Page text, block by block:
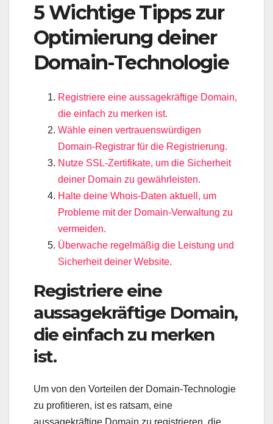
5 Wichtige Tipps zur
Optimierung deiner
Domain-Technologie
Registriere eine aussagekräftige Domain,
die einfach zu merken ist.
Wähle einen vertrauenswürdigen
Domain-Registrar für die Registrierung.
Nutze SSL-Zertifikate, um die Sicherheit
deiner Domain zu gewährleisten.
Halte deine Whois-Daten aktuell, um
Probleme mit der Domain-Verwaltung zu
vermeiden.
Überwache regelmäßig die Leistung und
Sicherheit deiner Website.
Registriere eine
aussagekräftige Domain,
die einfach zu merken
ist.
Um von den Vorteilen der Domain-Technologie
zu profitieren, ist es ratsam, eine